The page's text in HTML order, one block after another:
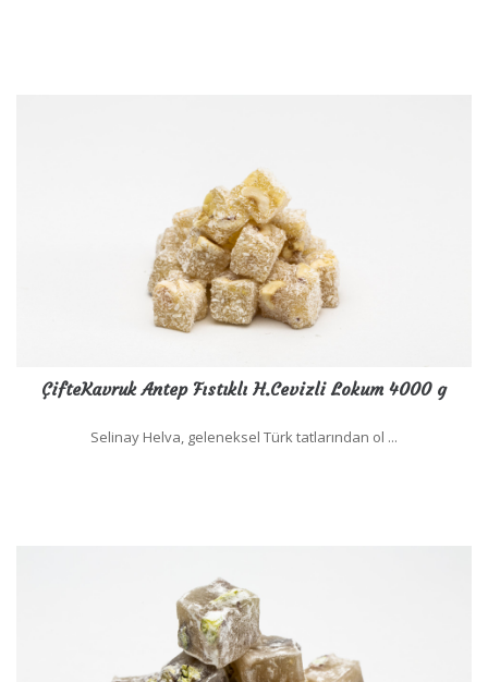
ÇifteKavruk Antep Fıstıklı H.Cevizli Lokum 4000 g
Selinay Helva, geleneksel Türk tatlarından ol ...